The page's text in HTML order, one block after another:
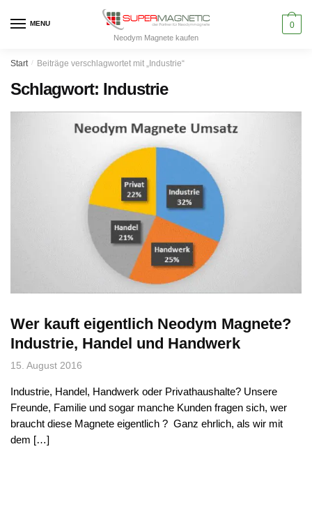
MENU
Neodym Magnete kaufen
0
Start / Beiträge verschlagwortet mit „Industrie“
Schlagwort: Industrie
Wer kauft eigentlich Neodym Magnete?
Industrie, Handel und Handwerk
15. August 2016
Industrie, Handel, Handwerk oder Privathaushalte? Unsere
Freunde, Familie und sogar manche Kunden fragen sich, wer
braucht diese Magnete eigentlich ? Ganz ehrlich, als wir mit
dem […]